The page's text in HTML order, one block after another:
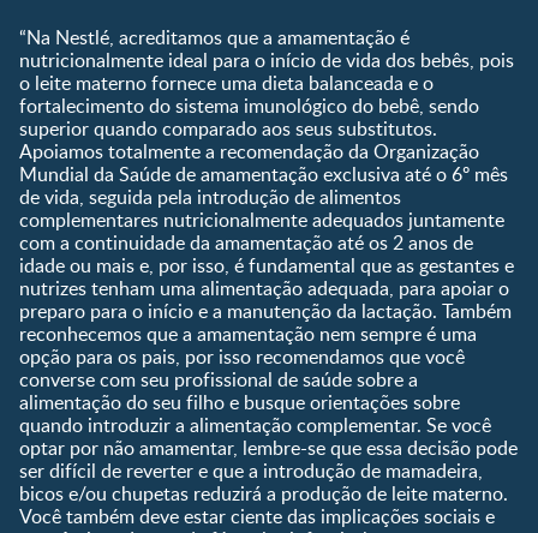
Fale conosco
Shopping
Compre Agora
Gravidez
Pós-Parto
0 a 5 meses
6 a 8 meses
9 a 12 meses
1 a 3 anos
Pré-escolar
Desenvolvimento
Ser Mãe e Pai
Nutrição, Alimentação e
Saúde
Ferramentas
Quando eu ficarei fértil?
Que dia meu bebê vai
nascer?
Guia de Nomes para Bebê
Calendário de semanas de
gravidez
Calculadora de cor dos
olhos
Curva de crescimento do
“Na Nestlé, acreditamos que a amamentação é
nutricionalmente ideal para o início de vida dos bebês, pois
o leite materno fornece uma dieta balanceada e o
fortalecimento do sistema imunológico do bebê, sendo
superior quando comparado aos seus substitutos.
Apoiamos totalmente a recomendação da Organização
Mundial da Saúde de amamentação exclusiva até o 6º mês
de vida, seguida pela introdução de alimentos
complementares nutricionalmente adequados juntamente
com a continuidade da amamentação até os 2 anos de
idade ou mais e, por isso, é fundamental que as gestantes e
nutrizes tenham uma alimentação adequada, para apoiar o
preparo para o início e a manutenção da lactação. Também
reconhecemos que a amamentação nem sempre é uma
opção para os pais, por isso recomendamos que você
converse com seu profissional de saúde sobre a
alimentação do seu filho e busque orientações sobre
quando introduzir a alimentação complementar. Se você
optar por não amamentar, lembre-se que essa decisão pode
ser difícil de reverter e que a introdução de mamadeira,
bicos e/ou chupetas reduzirá a produção de leite materno.
Você também deve estar ciente das implicações sociais e